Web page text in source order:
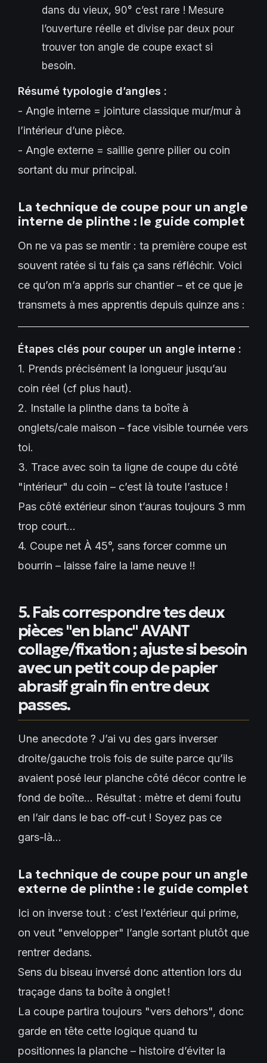
dans du vieux, 90° c’est rare ! Mesure
l’ouverture réelle et divise par deux pour
trouver ton angle de coupe exact si
besoin.
Résumé typologie d’angles :
- Angle interne = jointure classique mur/mur à
l’intérieur d’une pièce.
- Angle externe = saillie genre pilier ou coin
sortant du mur principal.
La technique de coupe pour un angle
interne de plinthe : le guide complet
On ne va pas se mentir : ta première coupe est
souvent ratée si tu fais ça sans réfléchir. Voici
ce qu’on m’a appris sur chantier – et ce que je
transmets à mes apprentis depuis quinze ans :
Étapes clés pour couper un angle interne :
1. Prends précisément la longueur jusqu’au
coin réel (cf plus haut).
2. Installe la plinthe dans ta boîte à
onglets/cale maison – face visible tournée vers
toi.
3. Trace avec soin ta ligne de coupe du côté
"intérieur" du coin – c’est là toute l’astuce !
Pas côté extérieur sinon t’auras toujours 3 mm
trop court…
4. Coupe net À 45°, sans forcer comme un
bourrin – laisse faire la lame neuve !!
5. Fais correspondre tes deux
pièces "en blanc" AVANT
collage/fixation ; ajuste si besoin
avec un petit coup de papier
abrasif grain fin entre deux
passes.
Une anecdote ? J’ai vu des gars inverser
droite/gauche trois fois de suite parce qu’ils
avaient posé leur planche côté décor contre le
fond de boîte… Résultat : mètre et demi foutu
en l’air dans le bac off-cut ! Soyez pas ce
gars-là…
La technique de coupe pour un angle
externe de plinthe : le guide complet
Ici on inverse tout : c’est l’extérieur qui prime,
on veut "envelopper" l’angle sortant plutôt que
rentrer dedans.
Sens du biseau inversé donc attention lors du
traçage dans ta boîte à onglet !
La coupe partira toujours "vers dehors", donc
garde en tête cette logique quand tu
positionnes la planche – histoire d’éviter la